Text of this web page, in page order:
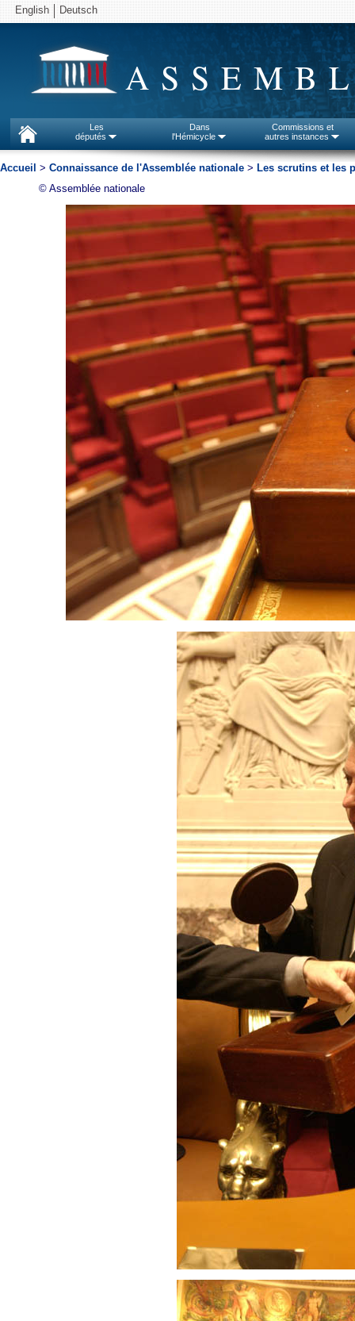
English Deutsch
Les
députés
Dans
l'Hémicycle
Commissions et
autres instances
Accueil > Connaissance de l'Assemblée nationale > Les scrutins et les
© Assemblée nationale